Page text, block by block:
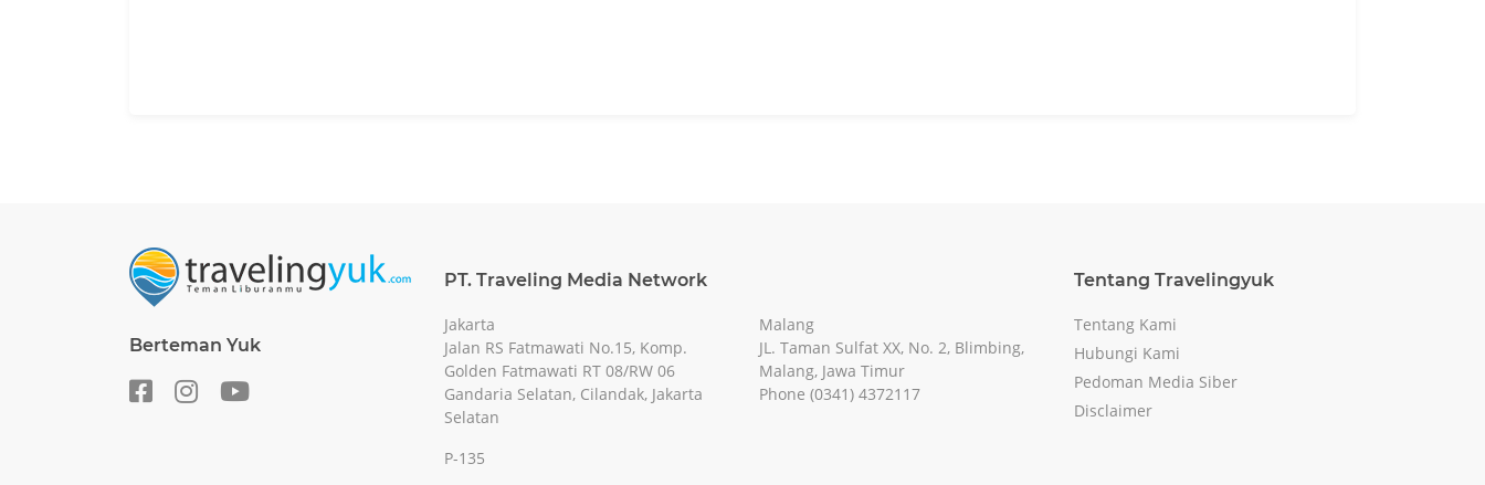
PT. Traveling Media Network Tentang Travelingyuk
Berteman Yuk
Jakarta
Jalan RS Fatmawati No.15, Komp.
Golden Fatmawati RT 08/RW 06
Gandaria Selatan, Cilandak, Jakarta
Selatan
P-135
Malang
JL. Taman Sulfat XX, No. 2, Blimbing,
Malang, Jawa Timur
Phone (0341) 4372117
Tentang Kami
Hubungi Kami
Pedoman Media Siber
Disclaimer